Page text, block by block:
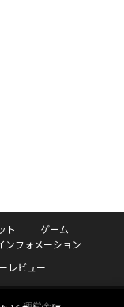
ト
ゲーム
ンフォメーション
レビュー